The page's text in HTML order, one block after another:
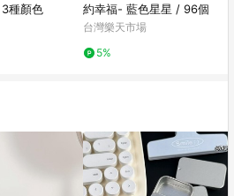
種顏色
約幸福- 藍色星星 / 96個
台灣樂天市場
5%